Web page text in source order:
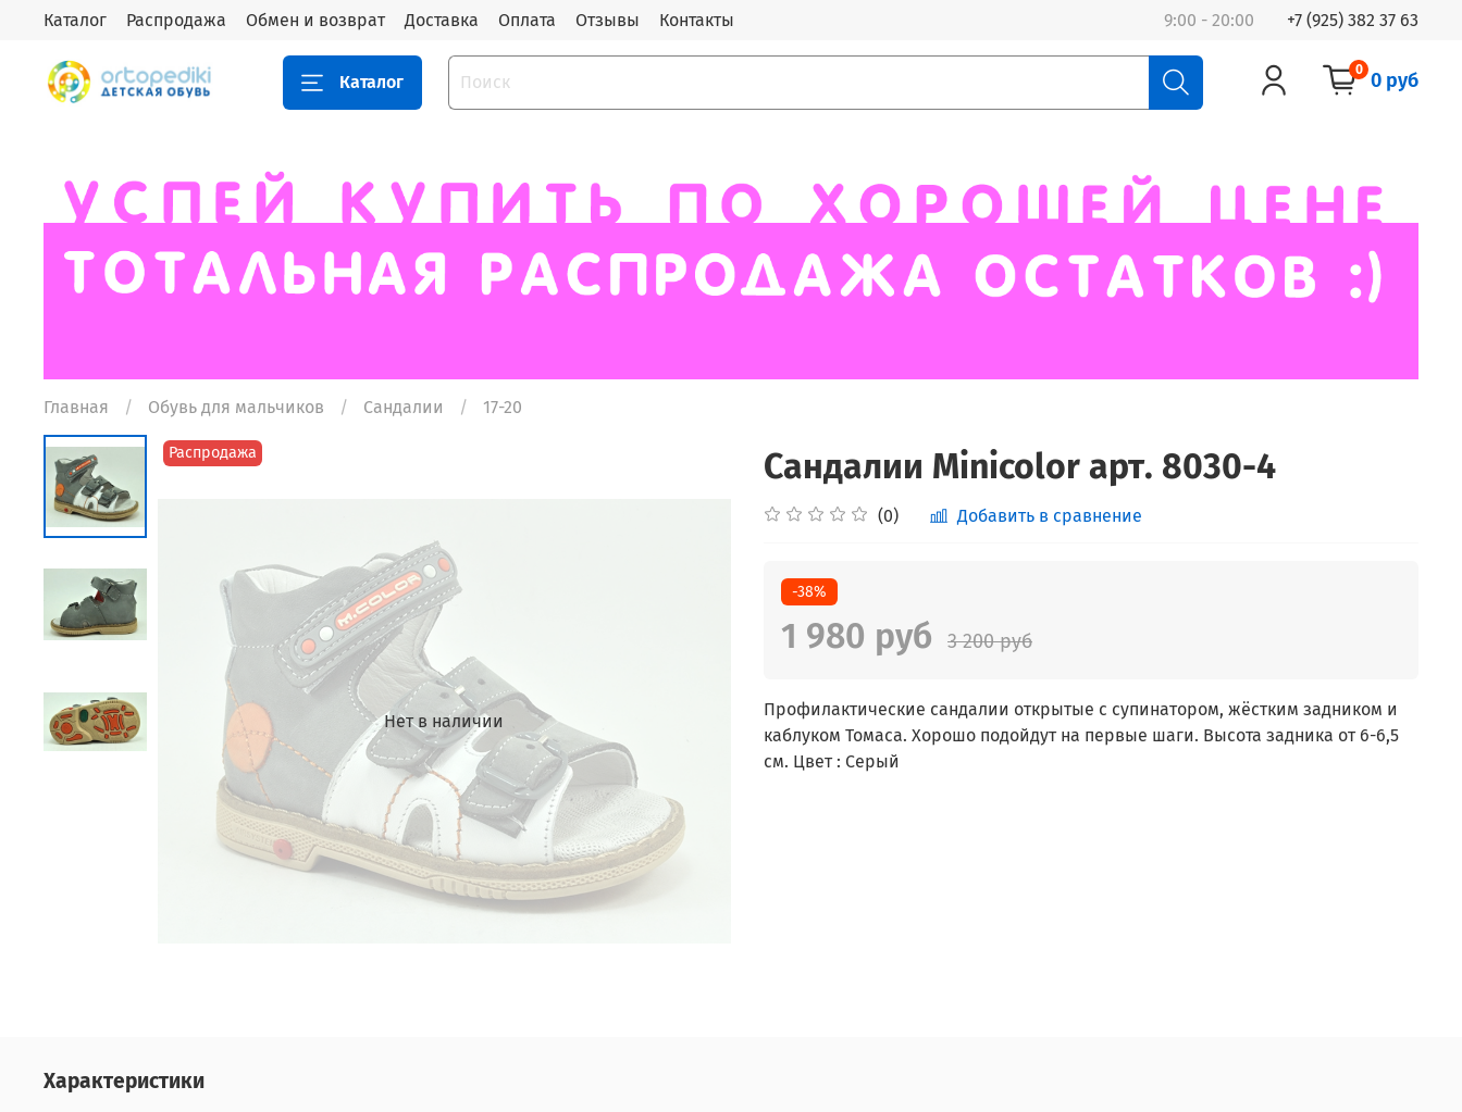
Каталог Распродажа Обмен и возврат Доставка Оплата Отзывы Контакты 9:00 - 20:00 +7 (925) 382 37 63
Каталог
0 0 руб
Главная Обувь для мальчиков Сандалии 17-20
Нет в наличии
Распродажа Сандалии Minicolor арт. 8030-4
(0) Добавить в сравнение
-38%
1 980 руб 3 200 руб
Профилактические сандалии открытые с супинатором, жёстким задником и
каблуком Томаса. Хорошо подойдут на первые шаги. Высота задника от 6-6,5
см. Цвет : Серый
Характеристики